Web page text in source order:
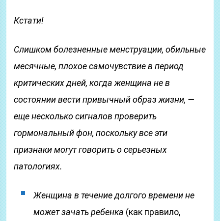
Кстати!
Слишком болезненные менструации, обильные
месячные, плохое самочувствие в период
критических дней, когда женщина не в
состоянии вести привычный образ жизни, —
еще несколько сигналов проверить
гормональный фон, поскольку все эти
признаки могут говорить о серьезных
патологиях.
Женщина в течение долгого времени не
может зачать ребенка (как правило,